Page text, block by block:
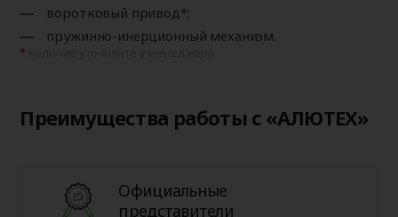
воротковый привод*;
пружинно-инерционный механизм.
Преимущества работы с «АЛЮТЕХ»
Официальные
представители